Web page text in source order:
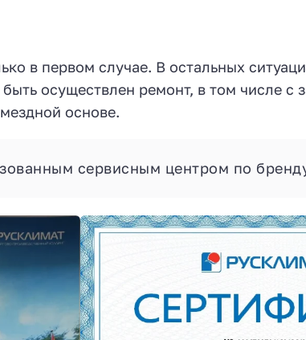
в первом случае. В остальных
осуществлен ремонт, в том числе с
основе.
сервисным центром по